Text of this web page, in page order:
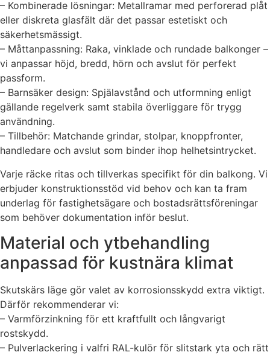
– Kombinerade lösningar: Metallramar med perforerad plåt
eller diskreta glasfält där det passar estetiskt och
säkerhetsmässigt.
– Måttanpassning: Raka, vinklade och rundade balkonger –
vi anpassar höjd, bredd, hörn och avslut för perfekt
passform.
– Barnsäker design: Spjälavstånd och utformning enligt
gällande regelverk samt stabila överliggare för trygg
användning.
– Tillbehör: Matchande grindar, stolpar, knoppfronter,
handledare och avslut som binder ihop helhetsintrycket.
Varje räcke ritas och tillverkas specifikt för din balkong. Vi
erbjuder konstruktionsstöd vid behov och kan ta fram
underlag för fastighetsägare och bostadsrättsföreningar
som behöver dokumentation inför beslut.
Material och ytbehandling
anpassad för kustnära klimat
Skutskärs läge gör valet av korrosionsskydd extra viktigt.
Därför rekommenderar vi:
– Varmförzinkning för ett kraftfullt och långvarigt
rostskydd.
– Pulverlackering i valfri RAL-kulör för slitstark yta och rätt